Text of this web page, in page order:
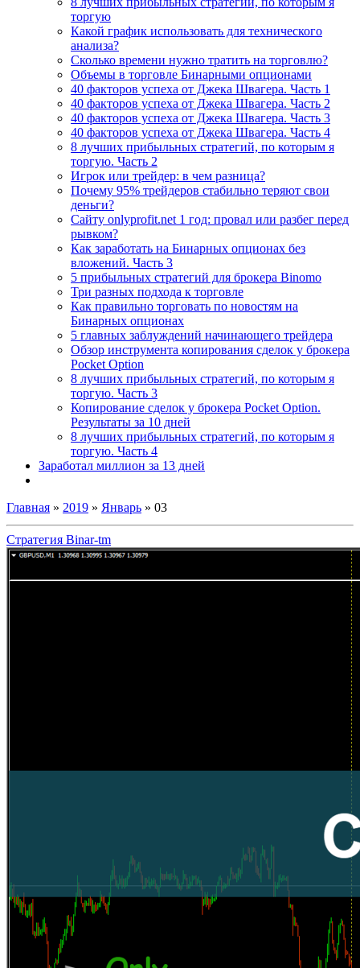
торгую
Какой график использовать для технического
анализа?
Сколько времени нужно тратить на торговлю?
Объемы в торговле Бинарными опционами
40 факторов успеха от Джека Швагера. Часть 1
40 факторов успеха от Джека Швагера. Часть 2
40 факторов успеха от Джека Швагера. Часть 3
40 факторов успеха от Джека Швагера. Часть 4
8 лучших прибыльных стратегий, по которым я
торгую. Часть 2
Игрок или трейдер: в чем разница?
Почему 95% трейдеров стабильно теряют свои
деньги?
Сайту onlyprofit.net 1 год: провал или разбег перед
рывком?
Как заработать на Бинарных опционах без
вложений. Часть 3
5 прибыльных стратегий для брокера Binomo
Три разных подхода к торговле
Как правильно торговать по новостям на
Бинарных опционах
5 главных заблуждений начинающего трейдера
Обзор инструмента копирования сделок у брокера
Pocket Option
8 лучших прибыльных стратегий, по которым я
торгую. Часть 3
Копирование сделок у брокера Pocket Option.
Результаты за 10 дней
8 лучших прибыльных стратегий, по которым я
торгую. Часть 4
Заработал миллион за 13 дней
Главная » 2019 » Январь » 03
Стратегия Binar-tm